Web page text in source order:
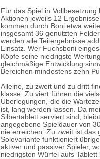
Für das Spiel in
Aktionen jeweils 12
kommen durch Boni etwa
insgesamt 36 genutzten
werden alle Teilergebnisse
Einsatz. Wer Fuchsboni
Köpfe seine niedrigste
gleichmäßige Entwicklung
Bereichen mindestens zehn
Alleine, zu zweit und zu dritt
klasse. Zu viert führen die
Überlegungen, die die
ist, lang werden lassen. Da
Silbertablett serviert sind,
angegebene Spieldauer von
nie erreichen. Zu zweit ist das
Solovariante funktioniert
aktiver und passiver Spieler,
niedrigsten Würfel aufs Tablett